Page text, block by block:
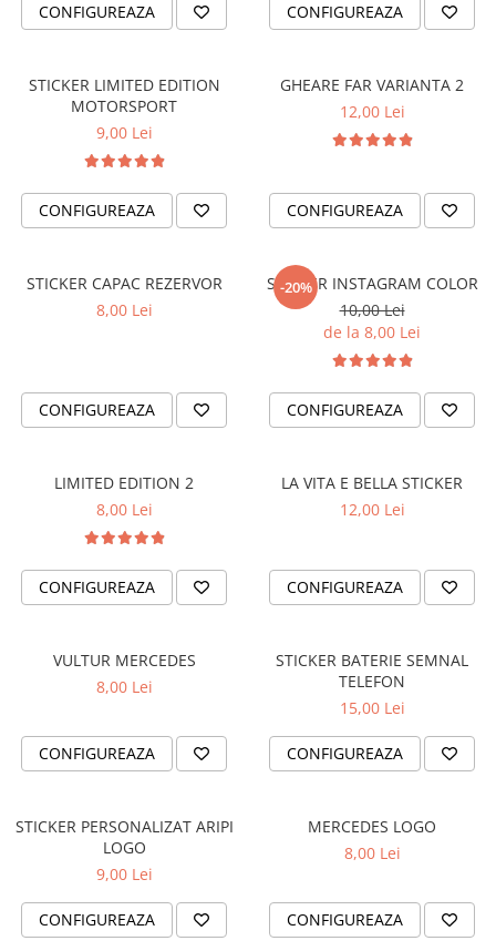
OPEL
RENAULT
VOLKSWAGEN
VOLVO
STICKERE STALPI
TOP VANZARI
STICKERE PARBRIZ
STICKERE CAMUFLAJ
STICKERE PENTRU FIRME
STICKERE CAMIOANE
MAN
MERCEDES CAMIOANE
VOLVO CAMIOANE
STICKERE MOTO/ATV
18+ STICKER
4X4/OFF ROAD STICKER
CAR AUDIO
DRIFT
LOW STICKERS
PENTRU PASIONATII AUTO
TRICOURI ANIVERSARE
TRICOURI CU MESAJE
TRICOURI CU PROFESII
TRICOURI CUPLURI/TINERI
CASATORITI
TRICOURI IUBITORI DE CAINI
TRICOURI IUBITORI DE PISICI
TRICOURI OFF ROAD/4X4
CAMION
TRICOURI PESCUIT/VANATOARE
TRICOURI SOFERI SI SOFERITE
CONFIGUREAZA CONFIGUREAZA
STICKER LIMITED EDITION
MOTORSPORT
9,00 Lei
CONFIGUREAZA
GHEARE FAR VARIANTA 2
12,00 Lei
CONFIGUREAZA
STICKER CAPAC REZERVOR
8,00 Lei
CONFIGUREAZA
-20%
STICKER INSTAGRAM COLOR
10,00 Lei
de la 8,00 Lei
CONFIGUREAZA
LIMITED EDITION 2
8,00 Lei
CONFIGUREAZA
LA VITA E BELLA STICKER
12,00 Lei
CONFIGUREAZA
VULTUR MERCEDES
8,00 Lei
CONFIGUREAZA
STICKER BATERIE SEMNAL
TELEFON
15,00 Lei
CONFIGUREAZA
STICKER PERSONALIZAT ARIPI
LOGO
9,00 Lei
CONFIGUREAZA
MERCEDES LOGO
8,00 Lei
CONFIGUREAZA